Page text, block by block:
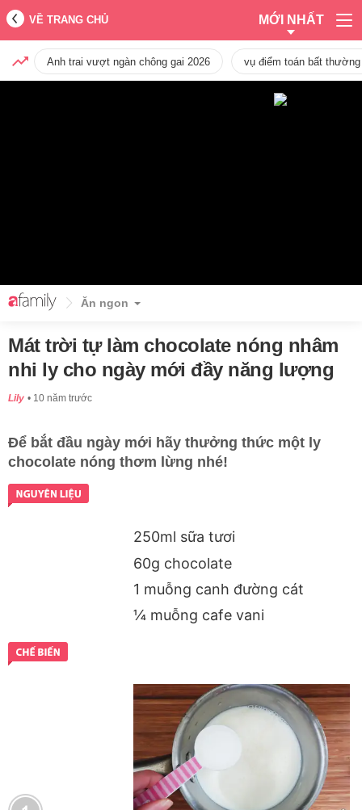
VỀ TRANG CHỦ MỚI NHẤT
Anh trai vượt ngàn chông gai 2026 vụ điểm toán bất
Ăn ngon
Mát trời tự làm chocolate nóng nhâm
nhi ly cho ngày mới đầy năng lượng
Lily 10 năm trước
Để bắt đầu ngày mới hãy thưởng thức một ly
chocolate nóng thơm lừng nhé!
250ml sữa tươi
60g chocolate
1 muỗng canh đường cát
¼ muỗng cafe vani